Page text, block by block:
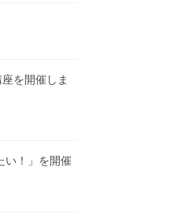
を開催しま
い！」を開催